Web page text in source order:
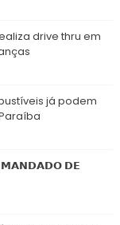
drive thru em
já podem
𝗠𝗔𝗡𝗗𝗔𝗗𝗢 𝗗𝗘